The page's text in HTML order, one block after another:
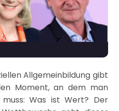
Allgemeinbildung gibt
Moment, an dem man
Was ist Wert? Der